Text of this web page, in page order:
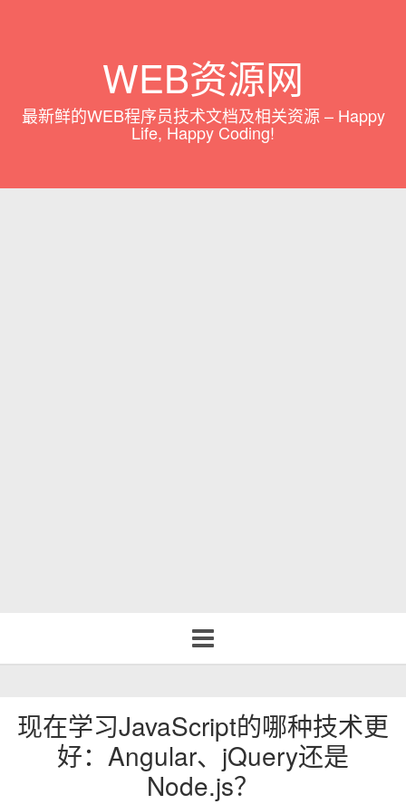
WEB资源网
最新鲜的WEB程序员技术文档及相关资源 – Happy
Life, Happy Coding!
navigation
现在学习JavaScript的哪种技术更
好：Angular、jQuery还是
Node.js？